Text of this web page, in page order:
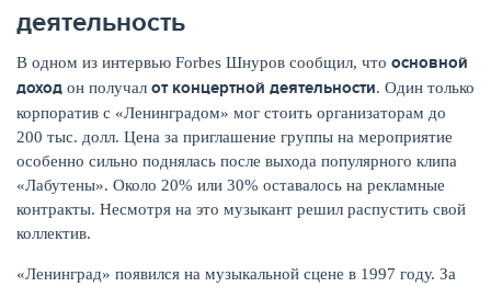
деятельность
В одном из интервью Forbes Шнуров сообщил, что основной
доход он получал от концертной деятельности. Один только
корпоратив с «Ленинградом» мог стоить организаторам до
200 тыс. долл. Цена за приглашение группы на мероприятие
особенно сильно поднялась после выхода популярного клипа
«Лабутены». Около 20% или 30% оставалось на рекламные
контракты. Несмотря на это музыкант решил распустить свой
коллектив.
«Ленинград» появился на музыкальной сцене в 1997 году. За